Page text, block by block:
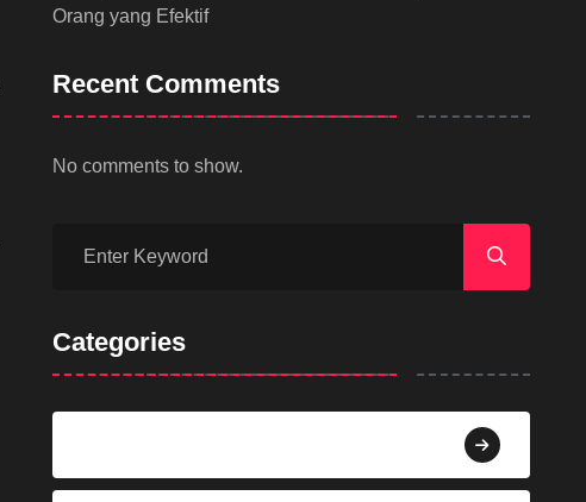
Orang yang Efektif
Recent Comments
No comments to show.
Categories